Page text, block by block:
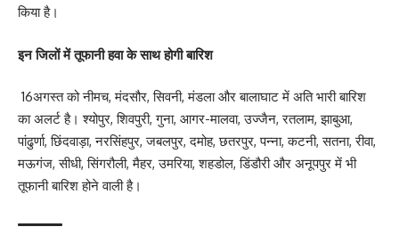
किया है।
इन जिलों में तूफानी हवा के साथ होगी बारिश
16अगस्त को नीमच, मंदसौर, सिवनी, मंडला और बालाघाट में अति भारी बारिश
का अलर्ट है। श्योपुर, शिवपुरी, गुना, आगर-मालवा, उज्जैन, रतलाम, झाबुआ,
पांढुर्णा, छिंदवाड़ा, नरसिंहपुर, जबलपुर, दमोह, छतरपुर, पन्ना, कटनी, सतना, रीवा,
मऊगंज, सीधी, सिंगरौली, मैहर, उमरिया, शहडोल, डिंडौरी और अनूपपुर में भी
तूफानी बारिश होने वाली है।